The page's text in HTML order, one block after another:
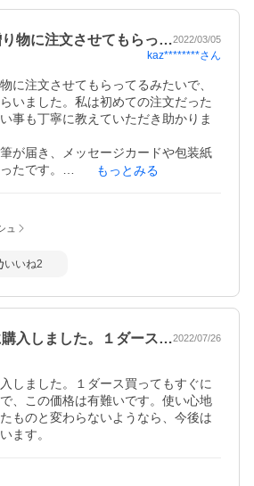
物に注文させてもらっ…2022/03/05
kaz********さん
に注文させてもらってるみたいで、
いました。私は初めての注文だった
事も丁寧に教えていただき助かりま
が届き、メッセージカードや包装紙
たです。
もっとみる
ュ
いいね2
入しました。１ダース…2022/07/26
しました。１ダース買ってもすぐに
、この価格は有難いです。使い心地
ものと変わらないようなら、今後は
ます。